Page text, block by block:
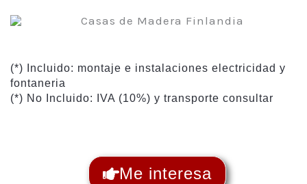
(*) Incluido: montaje e instalaciones electricidad y
fontaneria
(*) No Incluido: IVA (10%) y transporte consultar
Me interesa